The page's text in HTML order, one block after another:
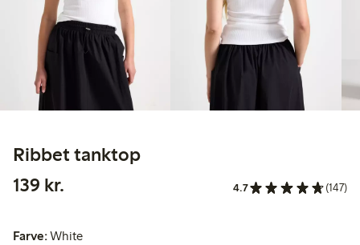
Ribbet tanktop
139 kr.
4.7 (147)
Farve:White